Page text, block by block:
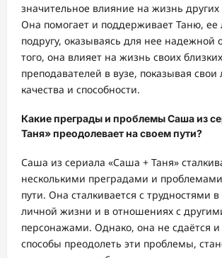
значительное влияние на жизнь
Она помогает и поддерживает Таню,
подругу, оказываясь для нее надежной
того, она влияет на жизнь своих
преподавателей в вузе, показывая
качества и способности.
Какие преграды и проблемы Саша из
Таня» преодолевает на своем пути?
Саша из сериала «Саша + Таня»
несколькими преградами и
пути. Она сталкивается с трудностями в
личной жизни и в отношениях с
персонажами. Однако, она не сдаётся и
способы преодолеть эти проблемы,